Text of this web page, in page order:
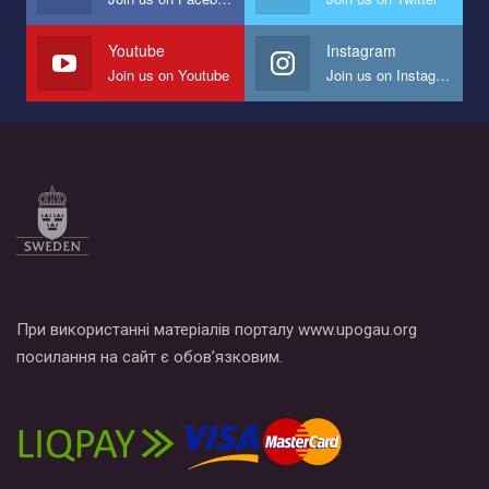
наш план по борьбе с насилием и дискриминацией на почве
СОГИ в Украине.
Все, что вам нужно сделать - это зайти на наш канал YouTube
по этой ссылке и поставить лайк под видео.
Youtube
Join us on Youtube
Instagram
Join us on Instagram
При використанні матеріалів порталу www.upogau.org
посилання на сайт є обов’язковим.